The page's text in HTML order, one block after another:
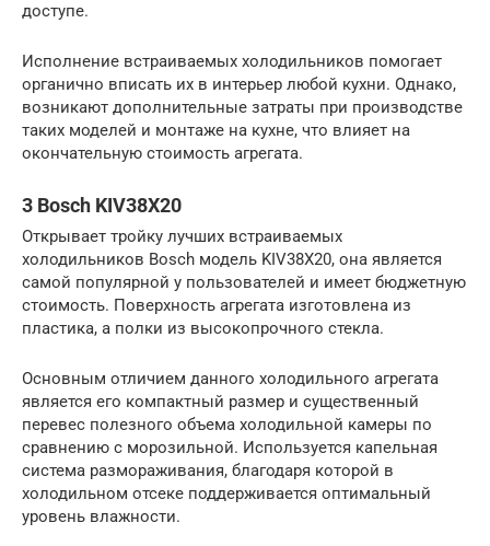
доступе.
Исполнение встраиваемых холодильников помогает
органично вписать их в интерьер любой кухни. Однако,
возникают дополнительные затраты при производстве
таких моделей и монтаже на кухне, что влияет на
окончательную стоимость агрегата.
3 Bosch KIV38X20
Открывает тройку лучших встраиваемых
холодильников Bosch модель KIV38X20, она является
самой популярной у пользователей и имеет бюджетную
стоимость. Поверхность агрегата изготовлена из
пластика, а полки из высокопрочного стекла.
Основным отличием данного холодильного агрегата
является его компактный размер и существенный
перевес полезного объема холодильной камеры по
сравнению с морозильной. Используется капельная
система размораживания, благодаря которой в
холодильном отсеке поддерживается оптимальный
уровень влажности.